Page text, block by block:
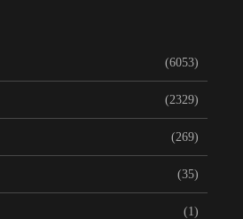
(6053)
(2329)
(269)
(35)
(1)